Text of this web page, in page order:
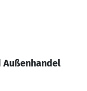
Außenhandel